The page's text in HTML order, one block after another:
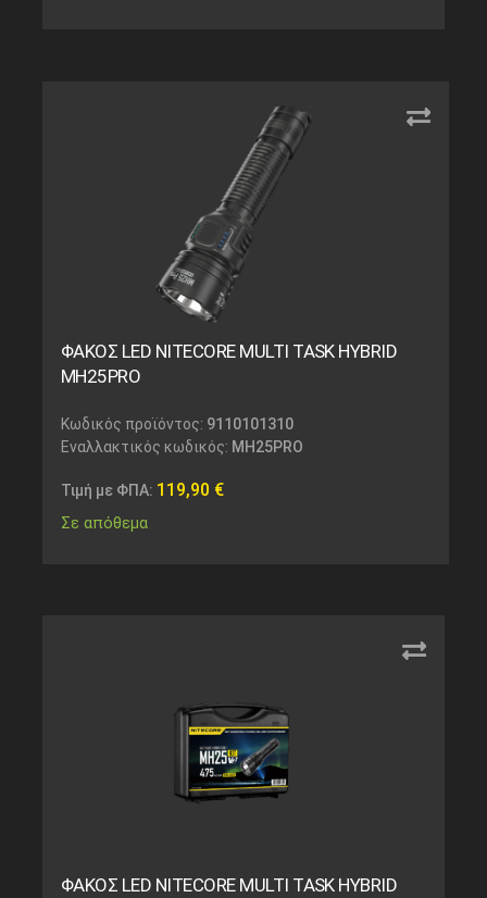
ΦΑΚΟΣ LED NITECORE MULTI TASK HYBRID
MH25PRO
Κωδικός προϊόντος: 9110101310
Εναλλακτικός κωδικός: MH25PRO
Τιμή με ΦΠΑ: 119,90 €
Σε απόθεμα
ΦΑΚΟΣ LED NITECORE MULTI TASK HYBRID